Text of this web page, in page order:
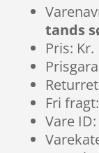
tands
Pris: Kr.
Fri
Vare